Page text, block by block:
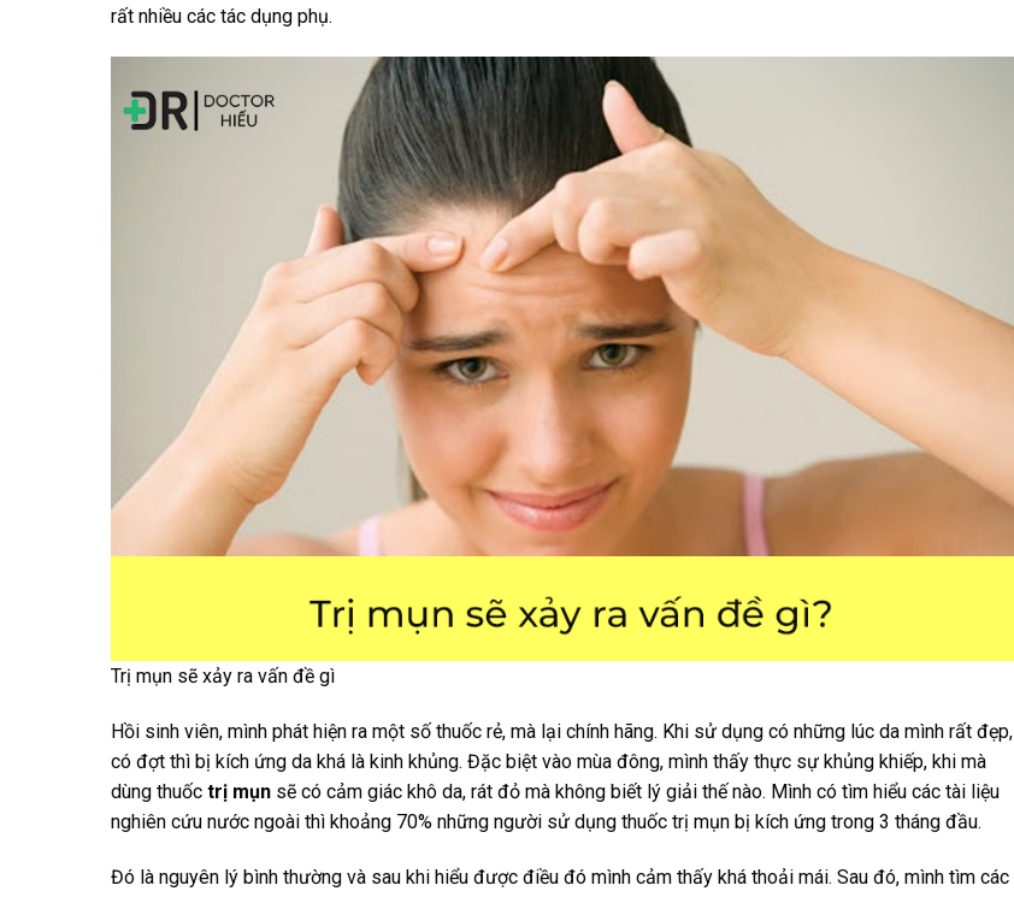
rất nhiều các tác dụng phụ.
Trị mụn sẽ xảy ra vấn đề gì
Hồi sinh viên, mình phát hiện ra một số thuốc rẻ, mà lại chính hãng. Khi sử dụng có những lúc da mình rất đẹp,
có đợt thì bị kích ứng da khá là kinh khủng. Đặc biệt vào mùa đông, mình thấy thực sự khủng khiếp, khi mà
dùng thuốc trị mụn sẽ có cảm giác khô da, rát đỏ mà không biết lý giải thế nào. Mình có tìm hiểu các tài liệu
nghiên cứu nước ngoài thì khoảng 70% những người sử dụng thuốc trị mụn bị kích ứng trong 3 tháng đầu.
Đó là nguyên lý bình thường và sau khi hiểu được điều đó mình cảm thấy khá thoải mái. Sau đó, mình tìm các